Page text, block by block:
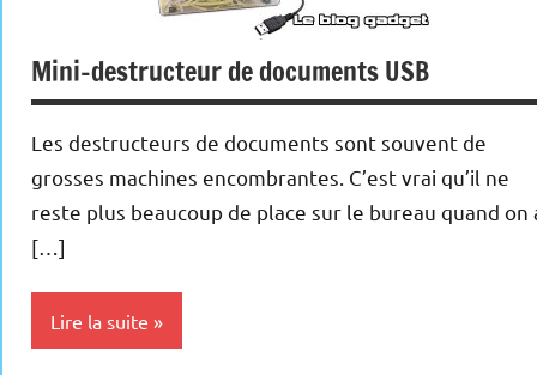
Mini-destructeur de documents USB
Les destructeurs de documents sont souvent de
grosses machines encombrantes. C’est vrai qu’il ne
reste plus beaucoup de place sur le bureau quand on
[…]
Lire la suite